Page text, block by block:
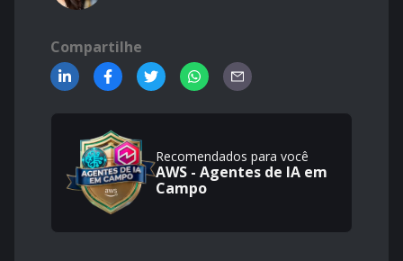
Compartilhe
Recomendados para você
AWS - Agentes de IA em
Campo